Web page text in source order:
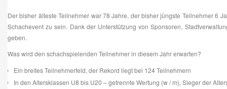
Der bisher älteste Teilnehmer war 78 Jahre, der bisher jüngste Teilnehmer 6
Schachevent zu sein. Dank der Unterstützung von Sponsoren,
geben.
Was wird den schachspielenden Teilnehmer in diesem Jahr erwarten?
Ein breites Teilnehmerfeld, der Rekord liegt bei 124 Teilnehmern
In den Altersklassen U8 bis U20 – getrennte Wertung (w / m), Sieger der